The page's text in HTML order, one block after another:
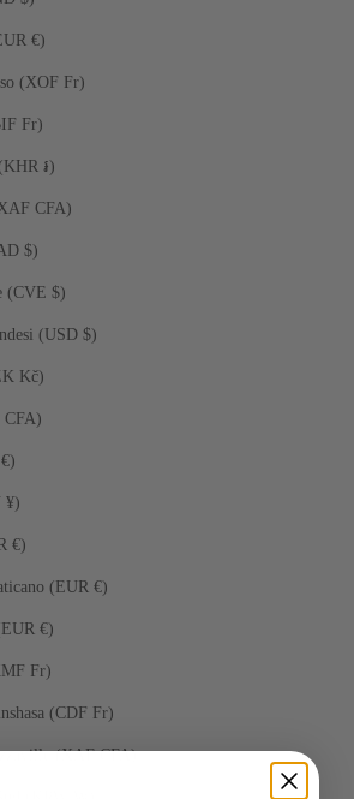
Bulgaria (EUR €)
Burkina Faso (XOF Fr)
Burundi (BIF Fr)
Cambogia (KHR ៛)
Camerun (XAF CFA)
Canada (CAD $)
Capo Verde (CVE $)
Caraibi olandesi (USD $)
Cechia (CZK Kč)
Ciad (XAF CFA)
Cile (EUR €)
Cina (CNY ¥)
Cipro (EUR €)
Città del Vaticano (EUR €)
Colombia (EUR €)
Comore (KMF Fr)
Congo - Kinshasa (CDF Fr)
Congo-Brazzaville (XAF CFA)